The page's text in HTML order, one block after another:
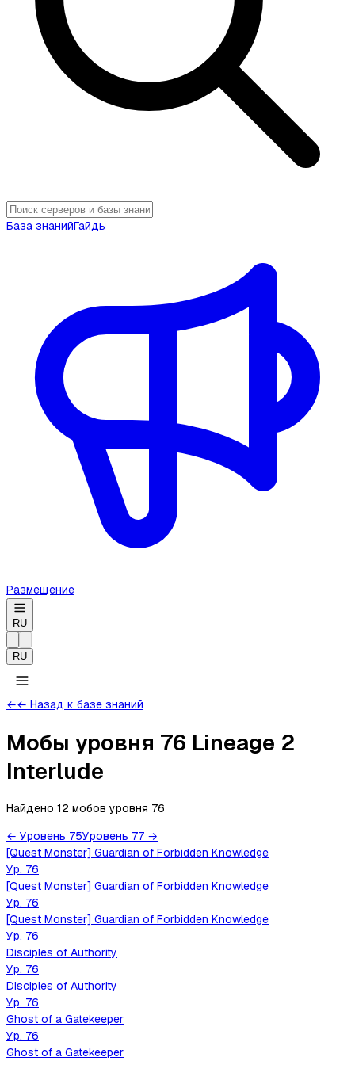
База знанийГайды
Размещение
RU
RU
←← Назад к базе знаний
Мобы уровня 76 Lineage 2
Interlude
Найдено 12 мобов уровня 76
← Уровень 75Уровень 77 →
[Quest Monster] Guardian of Forbidden Knowledge
Ур. 76
[Quest Monster] Guardian of Forbidden Knowledge
Ур. 76
[Quest Monster] Guardian of Forbidden Knowledge
Ур. 76
Disciples of Authority
Ур. 76
Disciples of Authority
Ур. 76
Ghost of a Gatekeeper
Ур. 76
Ghost of a Gatekeeper